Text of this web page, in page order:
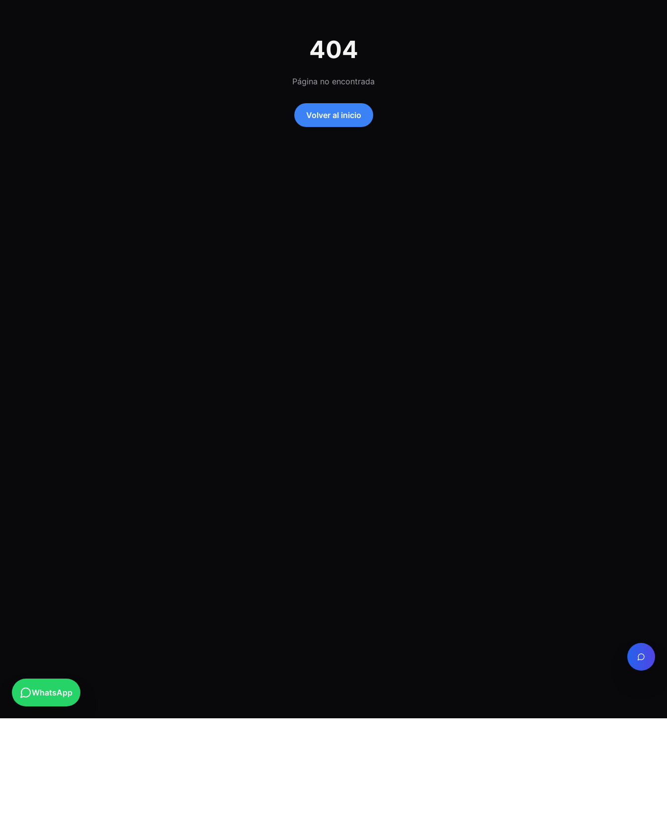
404
Página no encontrada
Volver al inicio
WhatsApp